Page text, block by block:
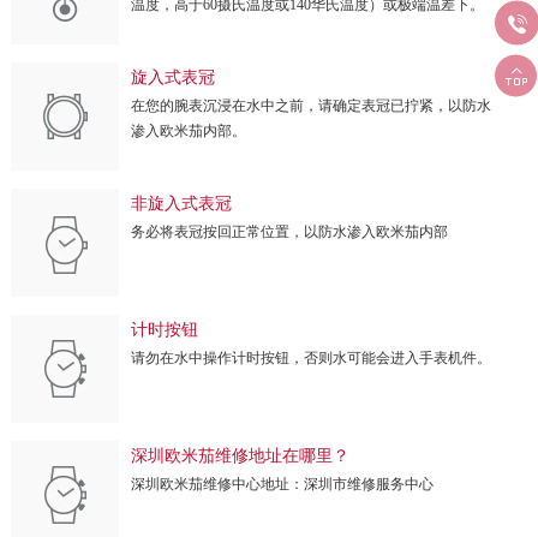
温度，高于60摄氏温度或140华氏温度）或极端温差下。
旋入式表冠
在您的腕表沉浸在水中之前，请确定表冠已拧紧，以防水
渗入欧米茄内部。
非旋入式表冠
务必将表冠按回正常位置，以防水渗入欧米茄内部
计时按钮
请勿在水中操作计时按钮，否则水可能会进入手表机件。
深圳欧米茄维修地址在哪里？
深圳欧米茄维修中心地址：深圳市维修服务中心

